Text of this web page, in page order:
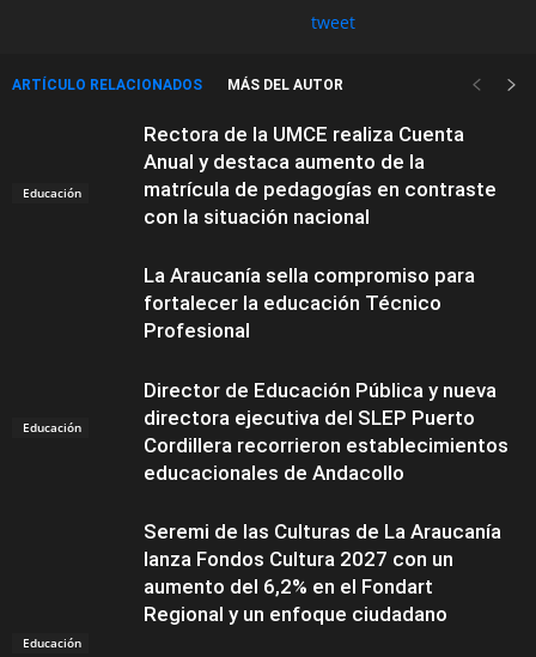
tweet
ARTÍCULO RELACIONADOS MÁS DEL AUTOR
Educación
Rectora de la UMCE realiza Cuenta
Anual y destaca aumento de la
matrícula de pedagogías en contraste
con la situación nacional
Educación
La Araucanía sella compromiso para
fortalecer la educación Técnico
Profesional
Educación
Director de Educación Pública y nueva
directora ejecutiva del SLEP Puerto
Cordillera recorrieron establecimientos
educacionales de Andacollo
Seremi de las Culturas de La Araucanía
lanza Fondos Cultura 2027 con un
aumento del 6,2% en el Fondart
Regional y un enfoque ciudadano